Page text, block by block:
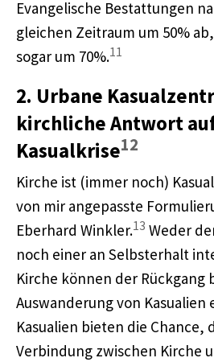
Evangelische Bestattungen
gleichen Zeitraum um 50%
sogar um 70%.11
2. Urbane
kirchliche Antwort
Kasualkrise12
Kirche ist (immer noch)
von mir angepasste
Eberhard Winkler.13 Weder
noch einer an Selbsterhalt
Kirche können der Rückgang
Auswanderung von Kasualien
Kasualien bieten die Chance,
Verbindung zwischen Kirche